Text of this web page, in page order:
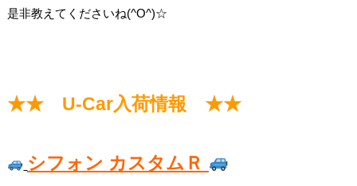
是非教えてくださいね(^O^)☆
★★ U-Car入荷情報 ★★
シフォン カスタムＲ